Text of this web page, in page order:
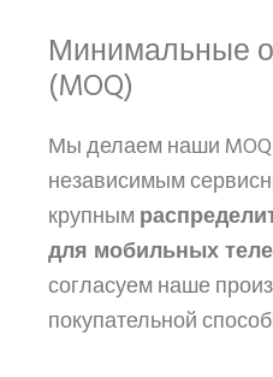
Минимальные
(MOQ)
Мы делаем наши
независимым
крупным
для мобильных
согласуем наше
покупательной